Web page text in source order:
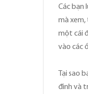
Các bạn
mà xem,
một cái
vào các
Tại sao
đinh và